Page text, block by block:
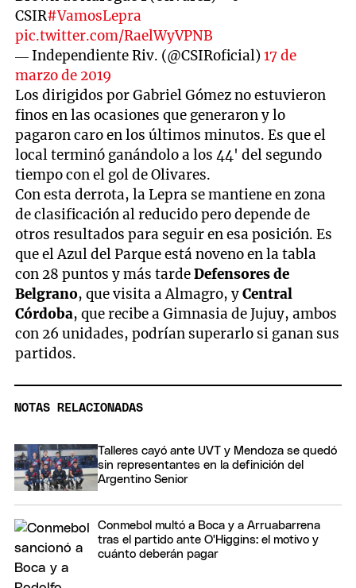
CSIR#VamosLepra
pic.twitter.com/RaelWyVPNB
— Independiente Riv. (@CSIRoficial)17 de
marzo de 2019
Los dirigidos por Gabriel Gómez no estuvieron
finos en las ocasiones que generaron y lo
pagaron caro en los últimos minutos. Es que el
local terminó ganándolo a los 44' del segundo
tiempo con el gol de Olivares.
Con esta derrota, la Lepra se mantiene en zona
de clasificación al reducido pero depende de
otros resultados para seguir en esa posición. Es
que el Azul del Parque está noveno en la tabla
con 28 puntos y más tardeDefensores de
Belgrano, que visita a Almagro, yCentral
Córdoba, que recibe a Gimnasia de Jujuy, ambos
con 26 unidades, podrían superarlo si ganan sus
partidos.
NOTAS RELACIONADAS
Talleres cayó ante UVT y Mendoza se quedó
sin representantes en la definición del
Argentino Senior
Conmebol multó a Boca y a Arruabarrena
tras el partido ante O'Higgins: el motivo y
cuánto deberán pagar